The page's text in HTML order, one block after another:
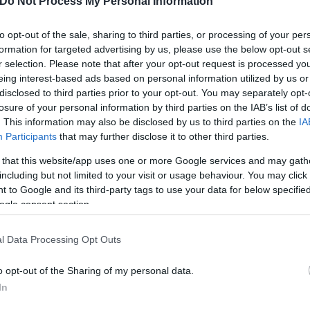
opt-out of the sale, sharing to third parties, or processing of your
for targeted advertising by us, please use the below opt-out
selection. Please note that after your opt-out request is processed
interest-based ads based on personal information utilized by us
to third parties prior to your opt-out. You may separately
of your personal information by third parties on the IAB’s list of
This information may also be disclosed by us to third parties on the
Participants that may further disclose it to other third parties.
that this website/app uses one or more Google services and may
but not limited to your visit or usage behaviour. You may
to Google and its third-party tags to use your data for below
consent section.
Data Processing Opt Outs
opt-out of the Sharing of my personal data.
πίστα καρτ - Εικόνες από το σημείο
σε υπόγεια διάβαση
κοντά στον Βαρδάρη
– Η φωτιά ξεκίνησε από την κουζίνα
Πυροσβεστική Local News